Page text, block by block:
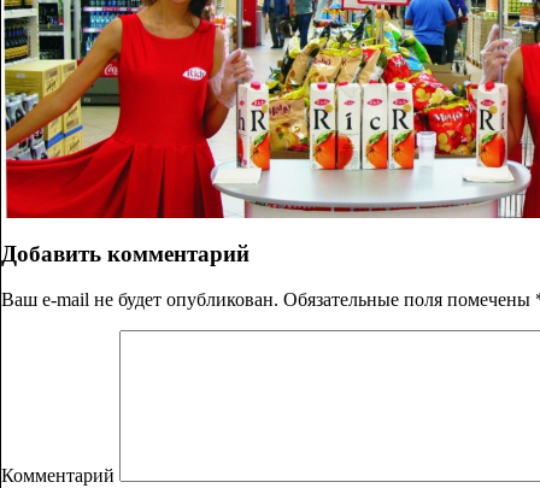
Добавить комментарий
Ваш e-mail не будет опубликован. Обязательные поля помечены
Комментарий